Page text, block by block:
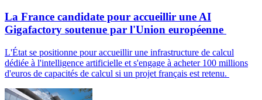
La France candidate pour accueillir une AI
Gigafactory soutenue par l'Union européenne
L'État se positionne pour accueillir une infrastructure de calcul
dédiée à l'intelligence artificielle et s'engage à acheter 100 millions
d'euros de capacités de calcul si un projet français est retenu.